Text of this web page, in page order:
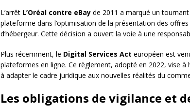
L’arrêt L’Oréal contre eBayde 2011 a marqué un tournant
plateforme dans l’optimisation de la présentation des
d’hébergeur. Cette décision a ouvert la voie à une
Plus récemment, le Digital Services Act européen est
plateformes en ligne. Ce règlement, adopté en 2022, vise
à adapter le cadre juridique aux nouvelles réalités du
Les obligations de vigilance et